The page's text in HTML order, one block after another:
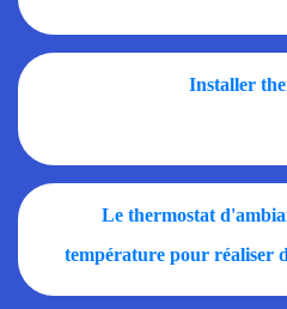
Installer
Le thermostat
température pour réaliser